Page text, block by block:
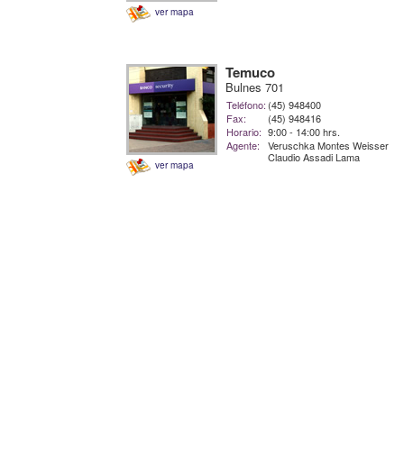
ver mapa
ver mapa
Temuco
Bulnes 701
Teléfono: (45) 948400
Fax:
(45) 948416
Horario: 9:00 - 14:00 hrs.
Agente:
Veruschka Montes Weisser
Claudio Assadi Lama